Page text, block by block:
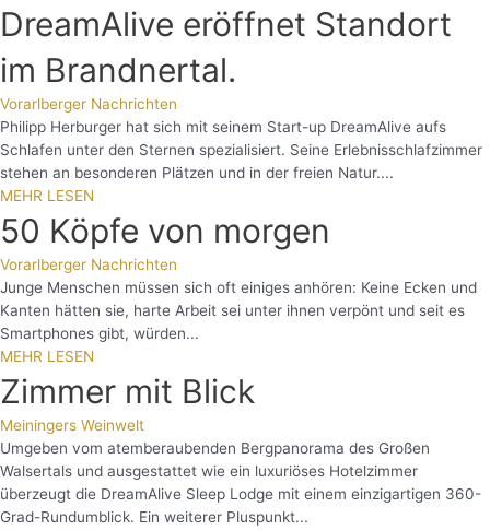
DreamAlive eröffnet Standort
im Brandnertal.
Vorarlberger Nachrichten
Philipp Herburger hat sich mit seinem Start-up DreamAlive aufs
Schlafen unter den Sternen spezialisiert. Seine Erlebnisschlafzimmer
stehen an besonderen Plätzen und in der freien Natur....
MEHR LESEN
50 Köpfe von morgen
Vorarlberger Nachrichten
Junge Menschen müssen sich oft einiges anhören: Keine Ecken und
Kanten hätten sie, harte Arbeit sei unter ihnen verpönt und seit es
Smartphones gibt, würden...
MEHR LESEN
Zimmer mit Blick
Meiningers Weinwelt
Umgeben vom atemberaubenden Bergpanorama des Großen
Walsertals und ausgestattet wie ein luxuriöses Hotelzimmer
überzeugt die DreamAlive Sleep Lodge mit einem einzigartigen 360-
Grad-Rundumblick. Ein weiterer Pluspunkt...